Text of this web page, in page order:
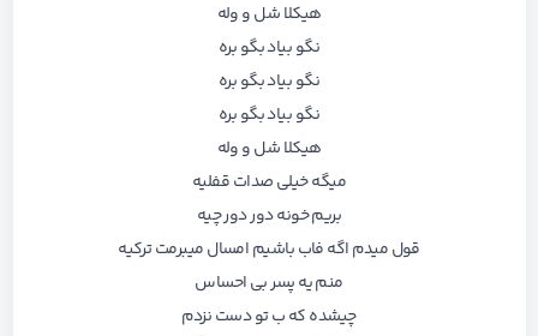
ﻫﻴﻜﻠﺎ ﺷﻞ و وﻟﻪ
ﻧﮕﻮ ﺑﻴﺎد ﺑﮕﻮ ﺑﺮه
ﻧﮕﻮ ﺑﻴﺎد ﺑﮕﻮ ﺑﺮه
ﻧﮕﻮ ﺑﻴﺎد ﺑﮕﻮ ﺑﺮه
ﻫﻴﻜﻠﺎ ﺷﻞ و وﻟﻪ
ﻣﻴﮕﻪ ﺧﻴﻠﻰ ﺻﺪات ﻗﻔﻠﻴﻪ
ﺑﺮﻳﻢ ﺧﻮﻧﻪ دور دور ﭼﻴﻪ
ﻗﻮل ﻣﻴﺪم اﮔﻪ ﻓﺎب ﺑﺎﺷﻴﻢ اﻣﺴﺎل ﻣﻴﺒﺮﻣﺖ ﺗﺮﻛﻴﻪ
ﻣﻨﻢ ﻳﻪ ﭘﺴﺮ ﺑﻰ اﺣﺴﺎس
ﭼﻴﺸﺪه ﻛﻪ ب ﺗﻮ دﺳﺖ ﻧﺰدم